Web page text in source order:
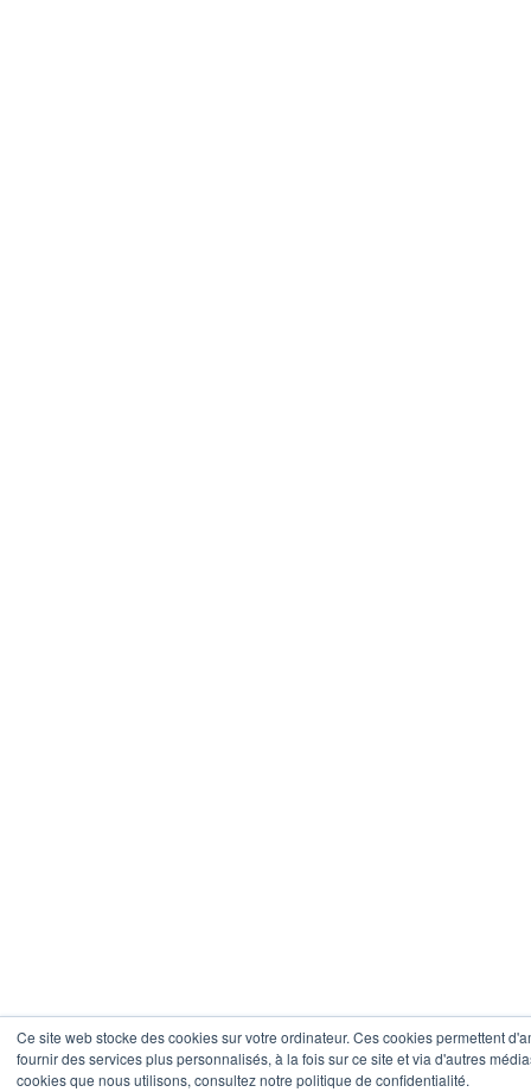
Ce site web stocke des cookies sur votre ordinateur. Ces cookies permettent
fournir des services plus personnalisés, à la fois sur ce site et via d'autres
cookies que nous utilisons, consultez notre politique de confidentialité.